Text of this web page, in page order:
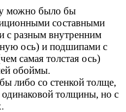
можно было бы
составными
с разным внутренним
ось) и подшипами с
самая толстая ось)
обоймы.
либо со стенкой толще,
толщины, но с